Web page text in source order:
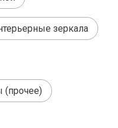
зеркала
(прочее)